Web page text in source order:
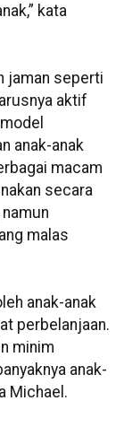
kata
jaman seperti
aktif
anak-anak
macam
secara
malas
anak-anak
perbelanjaan.
minim
anak-
Michael.